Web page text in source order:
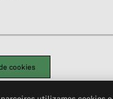
cookies